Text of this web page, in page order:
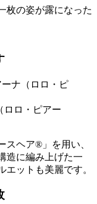
枚の姿が露になった
ロロ・ピアー
スヘア®」を用い、
造に編み上げた一
ットも美麗です。